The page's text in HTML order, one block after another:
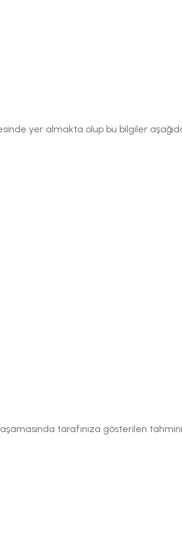
yer almakta olup bu bilgiler
tarafınıza gösterilen